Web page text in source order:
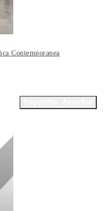
Contemporanea